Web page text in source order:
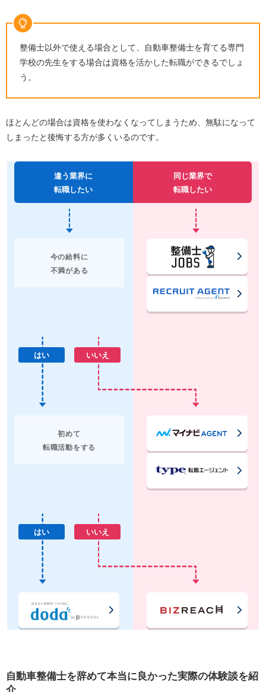
整備士以外で使える場合として、自動車整備士を育てる専門
学校の先生をする場合は資格を活かした転職ができるでしょ
う。
ほとんどの場合は資格を使わなくなってしまうため、無駄になって
しまったと後悔する方が多くいるのです。
違う業界に
転職したい
同じ業界で
転職したい
今の給料に
不満がある
はい いいえ
初めて
転職活動をする
はい いいえ
自動車整備士を辞めて本当に良かった実際の体験談を紹